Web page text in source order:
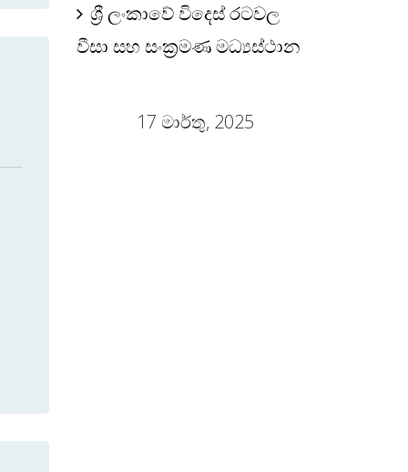
ශ්‍රී ලංකාවේ විදෙස් රටවල
වීසා සහ සංක්‍රමණ මධ්‍යස්ථාන
17 මාර්තු, 2025